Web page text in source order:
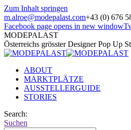
Zum Inhalt springen
m.alroe@modepalast.com+43 (0) 676
Facebook page opens in new window
MODEPALAST
Österreichs grösster Designer Pop Up
ABOUT
MARKTPLÄTZE
AUSSTELLERGUIDE
STORIES
Search:
Suchen